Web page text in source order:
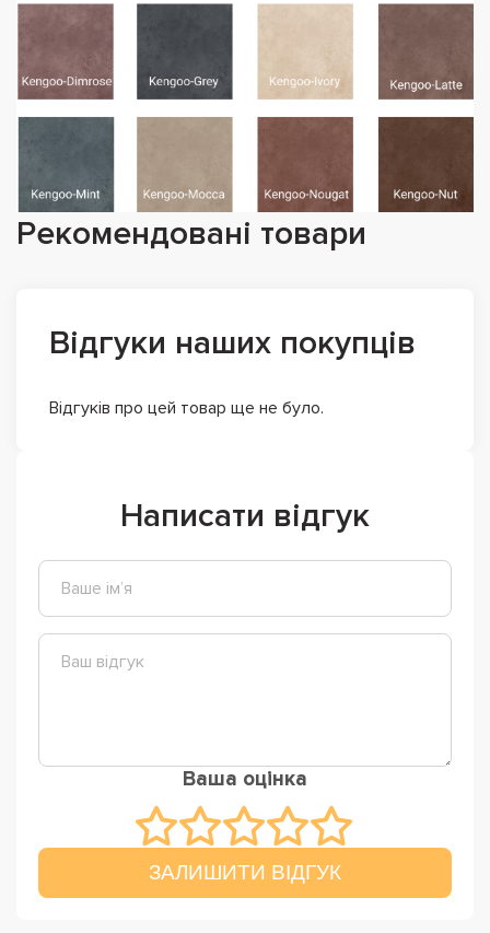
Рекомендовані товари
Відгуки наших покупців
Відгуків про цей товар ще не було.
Написати відгук
Ваша оцінка
ЗАЛИШИТИ ВІДГУК